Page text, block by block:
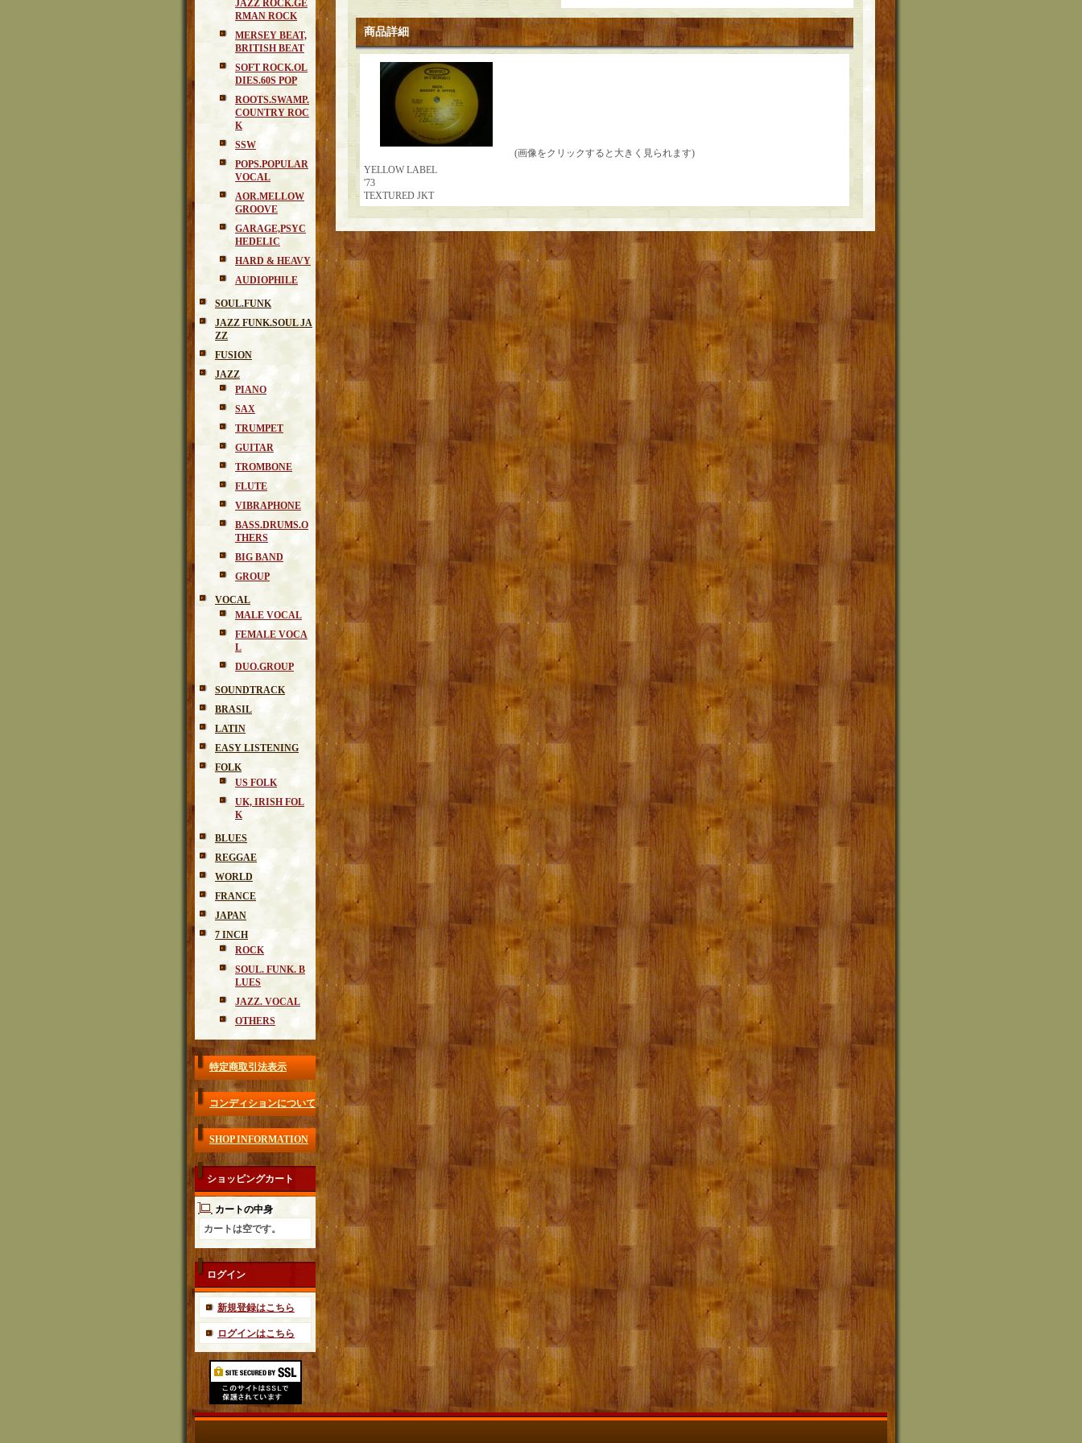
JAZZ ROCK.GE
RMAN ROCK
MERSEY BEAT,
BRITISH BEAT
SOFT ROCK.OL
DIES.60S POP
ROOTS.SWAMP.
COUNTRY ROC
K
SSW
POPS.POPULAR
VOCAL
AOR.MELLOW
GROOVE
GARAGE,PSYC
HEDELIC
HARD & HEAVY
AUDIOPHILE
SOUL.FUNK
JAZZ FUNK.SOUL JA
ZZ
FUSION
JAZZ
PIANO
SAX
TRUMPET
GUITAR
TROMBONE
FLUTE
VIBRAPHONE
BASS.DRUMS.O
THERS
BIG BAND
GROUP
VOCAL
MALE VOCAL
FEMALE VOCA
L
DUO.GROUP
SOUNDTRACK
BRASIL
LATIN
EASY LISTENING
FOLK
US FOLK
UK, IRISH FOL
K
BLUES
REGGAE
WORLD
FRANCE
JAPAN
7 INCH
ROCK
SOUL. FUNK. B
LUES
JAZZ. VOCAL
OTHERS
特定商取引法表示
コンディションについて
SHOP INFORMATION
ショッピングカート
カートの中身
カートは空です。
ログイン
新規登録はこちら
ログインはこちら
商品詳細
(画像をクリックすると大きく見られます)
YELLOW LABEL
'73
TEXTURED JKT